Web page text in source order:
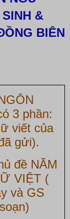
&
BIÊN
3 phần:
ữ viết của
gửi).
ủ đề NĂM
Ữ VIỆT (
y vàGS
ạn)